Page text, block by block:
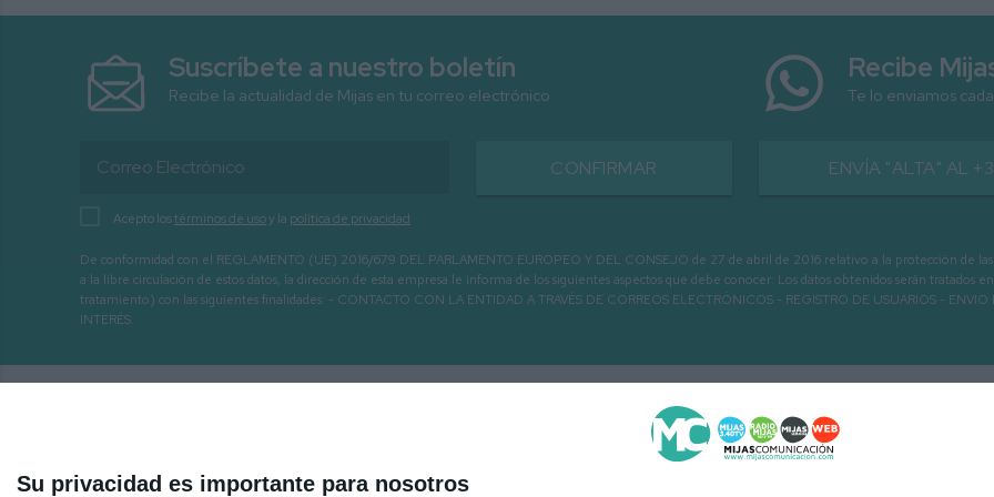
Su privacidad es importante para nosotros
610. MIJAS HOY 16-02-2022
Suscríbete a nuestro boletín
Recibe la actualidad de Mijas en tu correo electrónico
CONFIRMAR
Acepto lostérminos de usoy la política de privacidad
Recibe
Te lo enviamos
ENVÍA "ALTA" AL
De conformidad con el REGLAMENTO (UE) 2016/679 DEL PARLAMENTO EUROPEO Y DEL CONSEJO de 27 de abril de 2016 relativo a la protección de
a la libre circulación de estos datos, la dirección de esta empresa le informa de los siguientes aspectos que debe conocer: Los datos obtenidos serán tratados
tratamiento) con las siguientes finalidades: - CONTACTO CON LA ENTIDAD A TRAVÉS DE CORREOS ELECTRÓNICOS - REGISTRO DE USUARIOS -
INTERÉS.